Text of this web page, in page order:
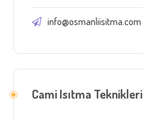
info@osmanliisitma.com
Cami Isıtma Teknikleri